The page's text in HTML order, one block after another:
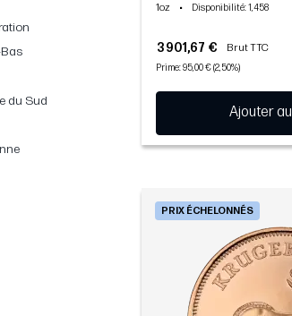
du Sud
1oz • Disponibilité: 1,458
3 901,67 € Brut TTC
Prime: 95,00 € (2,50%)
Ajouter
PRIX ÉCHELONNÉS